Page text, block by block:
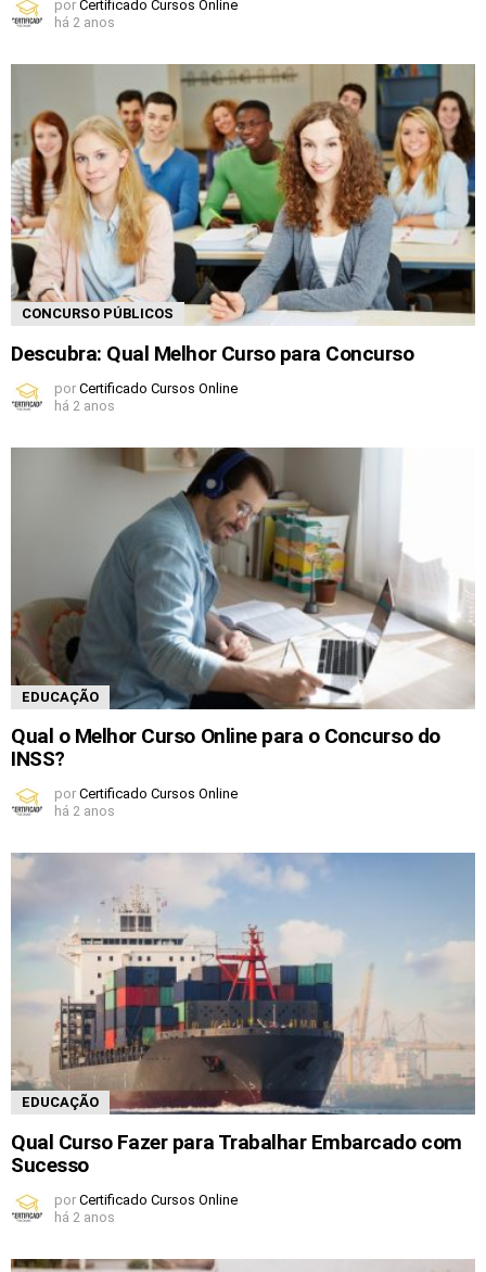
por Certificado Cursos Online
há 2 anos
CONCURSO PÚBLICOS
Descubra: Qual Melhor Curso para Concurso
por Certificado Cursos Online
há 2 anos
EDUCAÇÃO
Qual o Melhor Curso Online para o Concurso do
INSS?
por Certificado Cursos Online
há 2 anos
EDUCAÇÃO
Qual Curso Fazer para Trabalhar Embarcado com
Sucesso
por Certificado Cursos Online
há 2 anos